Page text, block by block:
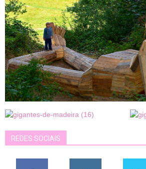
REDES SOCIAIS